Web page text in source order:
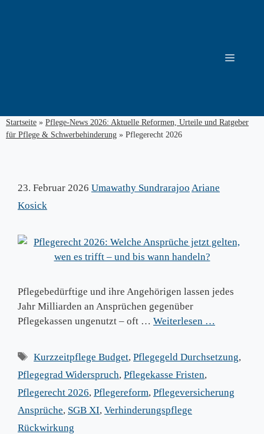
Menü
Startseite » Pflege-News 2026: Aktuelle Reformen, Urteile und Ratgeber
für Pflege & Schwerbehinderung » Pflegerecht 2026
23. Februar 2026 Umawathy Sundrarajoo Ariane
Kosick
Pflegebedürftige und ihre Angehörigen lassen jedes
Jahr Milliarden an Ansprüchen gegenüber
Pflegekassen ungenutzt – oft … Weiterlesen …
Schlagwörter
Kurzzeitpflege Budget,Pflegegeld Durchsetzung,
Pflegegrad Widerspruch, Pflegekasse Fristen,
Pflegerecht 2026, Pflegereform, Pflegeversicherung
Ansprüche, SGB XI, Verhinderungspflege
Rückwirkung